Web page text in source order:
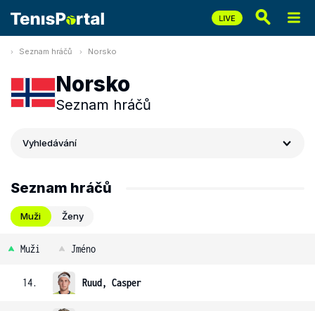
Seznam hráčů Norsko
Norsko
Seznam hráčů
Vyhledávání
Seznam hráčů
Muži Ženy
Muži Jméno
14. Ruud, Casper